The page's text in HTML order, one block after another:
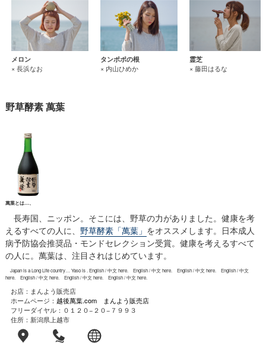
メロン
× 長浜なお
タンポポの根
× 内山ひめか
霊芝
× 藤田はるな
野草酵素 萬葉
萬葉とは…、
長寿国、ニッポン。そこには、野草の力がありました。健康を考
えるすべての人に、 野草酵素「萬葉」 をオススメします。日本成人
病予防協会推奨品・モンドセレクション受賞。健康を考えるすべて
の人に。萬葉は、注目されはじめています。
Japan is a Long Life country… Yaso is . English / 中文 here. English / 中文 here. English / 中文 here. English / 中文
here. English / 中文 here. English / 中文 here. English / 中文 here.
お店：まんよう販売店
ホームページ： 越後萬葉.com まんよう販売店
フリーダイヤル：０１２０−２０−７９９３
住所：新潟県上越市